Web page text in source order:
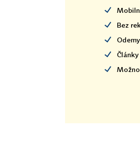
Bez